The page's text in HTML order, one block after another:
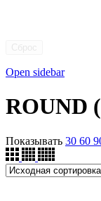
Open sidebar
ROUND
Показывать 30 60